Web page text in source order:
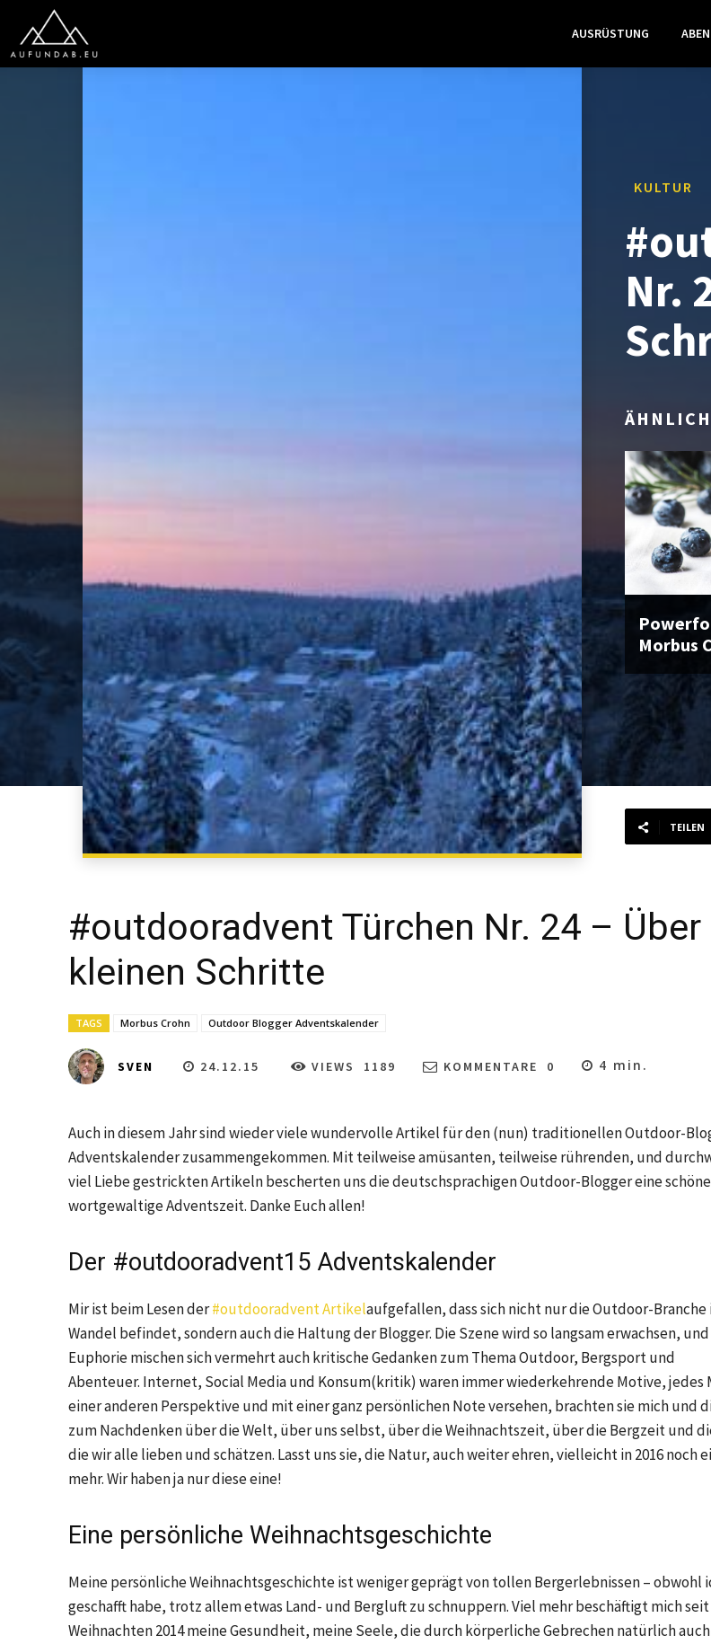
AUSRÜSTUNG
KULTUR
Nr.
Morbus
TEILEN
#outdooradvent Türchen Nr. 24 – Über
kleinen Schritte
TAGS Morbus Crohn Outdoor Blogger Adventskalender
SVEN 24.12.15 VIEWS 1189 KOMMENTARE 0 4 min.
Auch in diesem Jahr sind wieder viele wundervolle Artikel für den (nun) traditionellen Outdoor-
Adventskalender zusammengekommen. Mit teilweise amüsanten, teilweise rührenden, und
viel Liebe gestrickten Artikeln bescherten uns die deutschsprachigen Outdoor-Blogger eine
wortgewaltige Adventszeit. Danke Euch allen!
Der #outdooradvent15 Adventskalender
Mir ist beim Lesen der#outdooradvent Artikelaufgefallen, dass sich nicht nur die Outdoor-Branche
Wandel befindet, sondern auch die Haltung der Blogger. Die Szene wird so langsam erwachsen,
Euphorie mischen sich vermehrt auch kritische Gedanken zum Thema Outdoor, Bergsport und
Abenteuer. Internet, Social Media und Konsum(kritik) waren immer wiederkehrende Motive, jedes
einer anderen Perspektive und mit einer ganz persönlichen Note versehen, brachten sie mich und
zum Nachdenken über die Welt, über uns selbst, über die Weihnachtszeit, über die Bergzeit und
die wir alle lieben und schätzen. Lasst uns sie, die Natur, auch weiter ehren, vielleicht in 2016 noch
mehr. Wir haben ja nur diese eine!
Eine persönliche Weihnachtsgeschichte
Meine persönliche Weihnachtsgeschichte ist weniger geprägt von tollen Bergerlebnissen – obwohl
geschafft habe, trotz allem etwas Land- und Bergluft zu schnuppern. Viel mehr beschäftigt mich seit
Weihnachten 2014 meine Gesundheit, meine Seele, die durch körperliche Gebrechen natürlich